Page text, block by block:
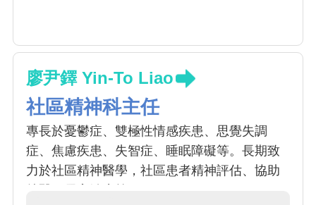
廖尹鐸 Yin-To Liao
社區精神科主任
專長於憂鬱症、雙極性情感疾患、思覺失調
症、焦慮疾患、失智症、睡眠障礙等。長期致
力於社區精神醫學，社區患者精神評估、協助